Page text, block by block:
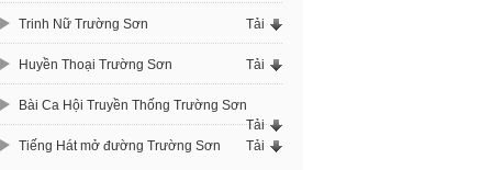
Trinh Nữ Trường Sơn Tải
Huyền Thoại Trường Sơn Tải
Bài Ca Hội Truyền Thống Trường Sơn
Tải
Tiếng Hát mở đường Trường Sơn
Tải